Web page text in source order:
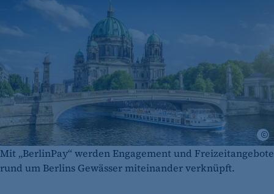
Mit „BerlinPay“ werden Engagement und Freizeitangebote
rund um Berlins Gewässer miteinander verknüpft.